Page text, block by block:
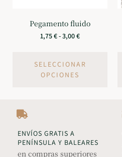
Pegamento fluido
1,75€-3,00€
SELECCIONAR
OPCIONES
ENVÍOS GRATIS A
PENÍNSULA Y BALEARES
en compras superiores